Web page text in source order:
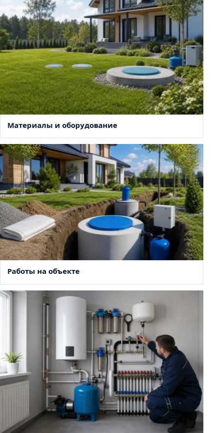
Материалы и оборудование
Работы на объекте